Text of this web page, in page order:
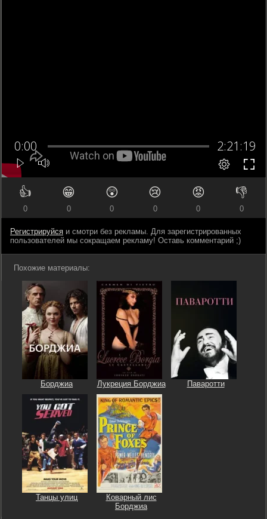
👍
0
😁
0
😲
0
😢
0
😡
0
👎
0
Регистрируйся и смотри без рекламы. Для зарегистрированных
пользователей мы сокращаем рекламу! Оставь комментарий ;)
Похожие материалы:
Борджиа Лукреция Борджиа Паваротти
Танцы улиц
Коварный лис
Борджиа